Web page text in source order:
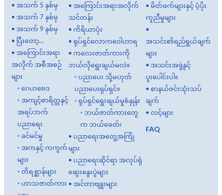
• အသက် 5 နှစ်မှ
• အသက် 7 နှစ်မှ
• အသက် 9 နှစ်မှ
• ပြီးတော့...
• အကြောင်းအရာ
အလိုက် အစီအစဉ်
များ
◦ ဂေဟဗေဒ
◦ အကျင့်စာရိတ္တနှင့်
အရပ်ဘက်
ပညာရေး
◦ ခင်မင်မှု
◦ အကနှင့် ကကွက်
များ
◦ တိရစ္ဆာန်များ
◦ ဟာသဇာတ်ကား
•အကြောင်းအရာအလိုက်
သင်တန်း
•ကိရိယာပုံး
•ရုပ်ရှင်လောကဝေါဟာရ
•ကလေးဇာတ်ကားကို
ဘယ်လိုရွေးချယ်မလဲ။
◦ပညာပေး သို့မဟုတ်
ပညာပေးရုပ်ရှင်။
◦ရုပ်ရှင်ရွေးချယ်မှုစံနှုန်း
◦ ဘယ်ဇာတ်ကားတွေ
က ဘယ်ခေတ်၊
•ပညာရေးအတွေ့အကြုံ
များ
•ပညာရေးဆိုင်ရာ အလုပ်ရုံ
ဆွေးနွေးပွဲများ
•အင်တာဗျူးများ
•မိတ်ဖက်များနှင့် ပံ့ပိုး
ကူညီမှုများ
•
အသင်း၏ရည်ရွယ်ချက်
များ
•အသင်းအဖွဲ့နှင့်
ပူးပေါင်းပါ။
•စာနယ်ဇင်းသုံးသပ်
ချက်
•လင့်များ
FAQ